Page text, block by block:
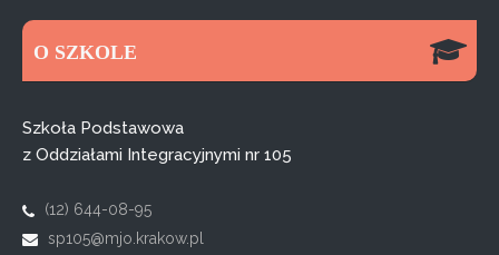
O SZKOLE
Szkoła Podstawowa
z Oddziałami Integracyjnymi nr 105
(12) 644-08-95
sp105@mjo.krakow.pl